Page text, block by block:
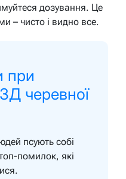
дозування. Це
– чисто і видно все.
при
черевної
псують собі
помилок, які